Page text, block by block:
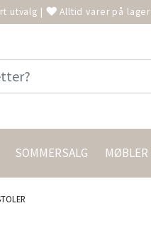
utvalg | Alltid varer på lager
SOMMERSALG MØBLER